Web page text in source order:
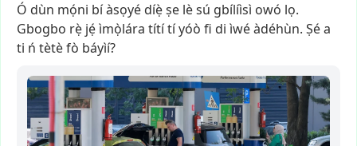
Ó dùn mọ́ni bíàsọyé díẹ̀ṣe lèsú gbílíìsì owó lọ.
Gbogbo rẹ̀ jẹ́ìmọ̀lára títítíyóò fi di ìwéàdéhùn. Ṣéa
ti ń tètèfò báyìí?